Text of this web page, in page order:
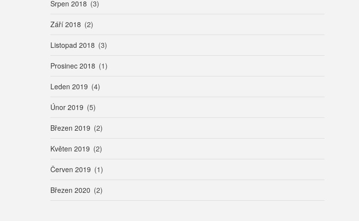
Srpen 2018 (3)
Září 2018 (2)
Listopad 2018 (3)
Prosinec 2018 (1)
Leden 2019 (4)
Únor 2019 (5)
Březen 2019 (2)
Květen 2019 (2)
Červen 2019 (1)
Březen 2020 (2)